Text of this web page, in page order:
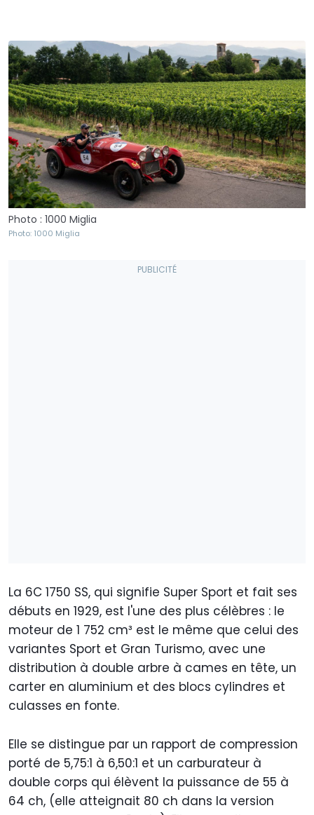
Photo : 1000 Miglia
Photo: 1000 Miglia
La 6C 1750 SS, qui signifie Super Sport et fait ses
débuts en 1929, est l'une des plus célèbres : le
moteur de 1 752 cm³ est le même que celui des
variantes Sport et Gran Turismo, avec une
distribution à double arbre à cames en tête, un
carter en aluminium et des blocs cylindres et
culasses en fonte.
Elle se distingue par un rapport de compression
porté de 5,75:1 à 6,50:1 et un carburateur à
double corps qui élèvent la puissance de 55 à
64 ch, (elle atteignait 80 ch dans la version